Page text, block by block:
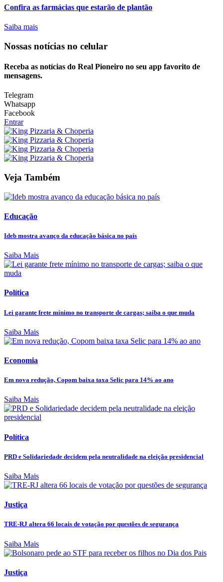
Confira as farmácias que estarão de plantão
Saiba mais
Nossas notícias no celular
Receba as notícias do Real Pioneiro no seu app favorito de
mensagens.
Telegram
Whatsapp
Facebook
Entrar
Veja Também
Educação
Ideb mostra avanço da educação básica no país
Saiba Mais
Política
Lei garante frete mínimo no transporte de cargas; saiba o que muda
Saiba Mais
Economia
Em nova redução, Copom baixa taxa Selic para 14% ao ano
Saiba Mais
Política
PRD e Solidariedade decidem pela neutralidade na eleição presidencial
Saiba Mais
Justiça
TRE-RJ altera 66 locais de votação por questões de segurança
Saiba Mais
Justiça